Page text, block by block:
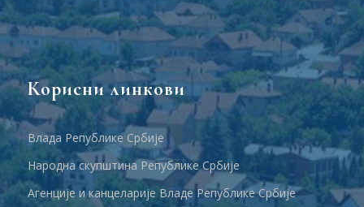
Корисни линкови
Влада Републике Србије
Народна скупштина Републике Србије
Агенције и канцеларије Владе Републике Србије